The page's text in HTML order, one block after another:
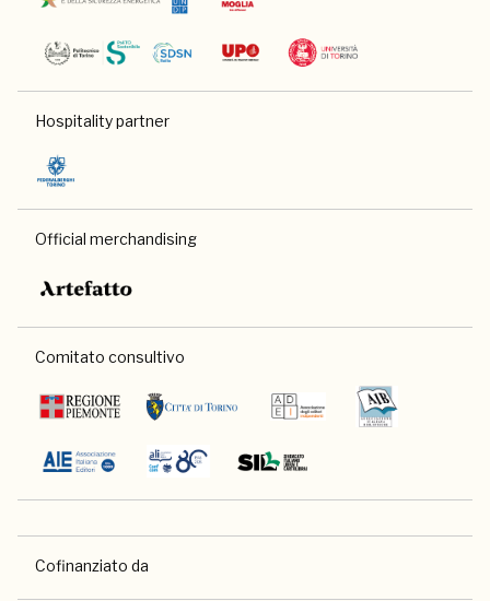
Hospitality partner
Official merchandising
Comitato consultivo
Cofinanziato da